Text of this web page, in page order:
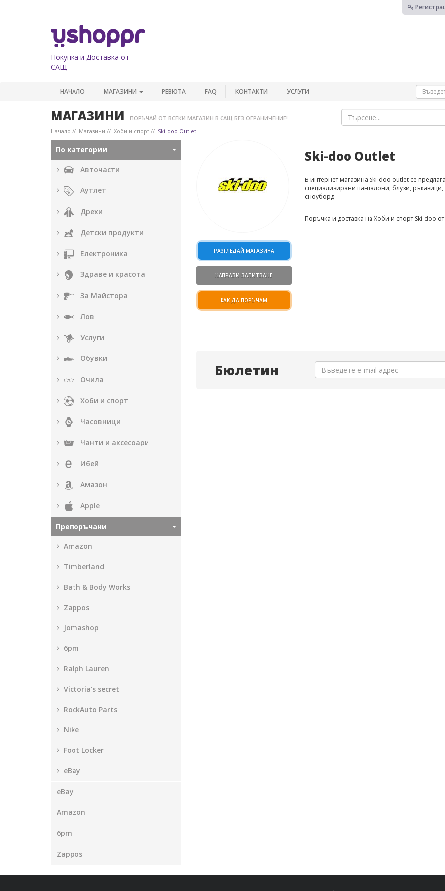
Покупка и Доставка от
САЩ
НАЧАЛО МАГАЗИНИ РЕВЮТА FAQ КОНТАКТИ УСЛУГИ
МАГАЗИНИ
ПОРЪЧАЙ ОТ ВСЕКИ МАГАЗИН В САЩ БЕЗ ОГРАНИЧЕНИЕ!
Начало
Магазини Хоби и спорт Ski-doo Outlet
По категории
Авточасти
Аутлет
Дрехи
Детски продукти
Електроника
Здраве и красота
За Майстора
Лов
Услуги
Обувки
Очила
Хоби и спорт
Часовници
Чанти и аксесоари
Ибей
Амазон
Apple
Препоръчани
Amazon
Timberland
Bath & Body Works
Zappos
Jomashop
6pm
Ralph Lauren
Victoria's secret
RockAuto Parts
Nike
Foot Locker
eBay
eBay
Amazon
6pm
Zappos
РАЗГЛЕДАЙ МАГАЗИНА
НАПРАВИ ЗАПИТВАНЕ
КАК ДА ПОРЪЧАМ
Ski-doo Outlet
В интернет магазина Ski-doo outlet се
специализирани панталони, блузи, ръкавици,
сноуборд
Поръчка и доставка на Хоби и спорт Ski-doo
Бюлетин